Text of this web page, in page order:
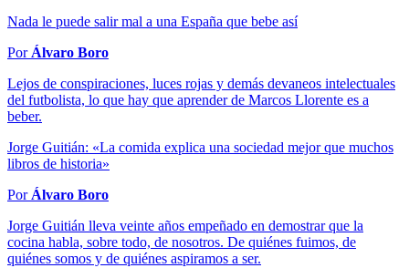
Nada le puede salir mal a una España que bebe así
Por Álvaro Boro
Lejos de conspiraciones, luces rojas y demás devaneos intelectuales
del futbolista, lo que hay que aprender de Marcos Llorente es a
beber.
Jorge Guitián: «La comida explica una sociedad mejor que muchos
libros de historia»
Por Álvaro Boro
Jorge Guitián lleva veinte años empeñado en demostrar que la
cocina habla, sobre todo, de nosotros. De quiénes fuimos, de
quiénes somos y de quiénes aspiramos a ser.